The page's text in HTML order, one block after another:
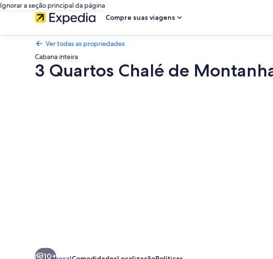
Ignorar a seção principal da página
Compre suas viagens
Ver todas as propriedades
Cabana inteira
3 Quartos Chalé de
10+